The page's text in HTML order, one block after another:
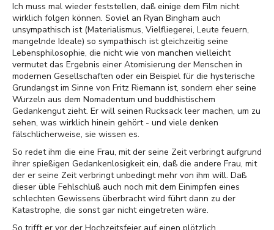
Ich muss mal wieder feststellen, daß einige dem Film nicht
wirklich folgen können. Soviel an Ryan Bingham auch
unsympathisch ist (Materialismus, Vielfliegerei, Leute feuern,
mangelnde Ideale) so sympathisch ist gleichzeitig seine
Lebensphilosophie, die nicht wie von manchen vielleicht
vermutet das Ergebnis einer Atomisierung der Menschen in
modernen Gesellschaften oder ein Beispiel für die hysterische
Grundangst im Sinne von Fritz Riemann ist, sondern eher seine
Wurzeln aus dem Nomadentum und buddhistischem
Gedankengut zieht. Er will seinen Rucksack leer machen, um zu
sehen, was wirklich hinein gehört - und viele denken
fälschlicherweise, sie wissen es.
So redet ihm die eine Frau, mit der seine Zeit verbringt aufgrund
ihrer spießigen Gedankenlosigkeit ein, daß die andere Frau, mit
der er seine Zeit verbringt unbedingt mehr von ihm will. Daß
dieser üble Fehlschluß auch noch mit dem Einimpfen eines
schlechten Gewissens überbracht wird führt dann zu der
Katastrophe, die sonst gar nicht eingetreten wäre.